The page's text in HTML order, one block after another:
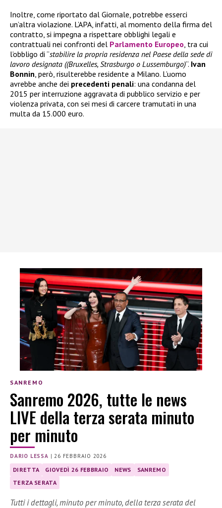
Inoltre, come riportato dal Giornale, potrebbe esserci
un’altra violazione. L’APA, infatti, al momento della firma del
contratto, si impegna a rispettare obblighi legali e
contrattuali nei confronti del Parlamento Europeo , tra cui
l’obbligo di “stabilire la propria residenza nel Paese della sede di
lavoro designata ((Bruxelles, Strasburgo o Lussemburgo)“. Ivan
Bonnin , però, risulterebbe residente a Milano. L’uomo
avrebbe anche dei precedenti penali: una condanna del
2015 per interruzione aggravata di pubblico servizio e per
violenza privata, con sei mesi di carcere tramutati in una
multa da 15.000 euro.
SANREMO
Sanremo 2026, tutte le news
LIVE della terza serata minuto
per minuto
DARIO LESSA |26 FEBBRAIO 2026
DIRETTA GIOVEDÌ 26 FEBBRAIO NEWS
SANREMO
TERZA SERATA
Tutti i dettagli, minuto per minuto, della terza serata del